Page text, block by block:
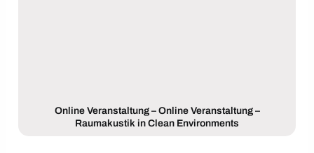
Online Veranstaltung – Online Veranstaltung –
Raumakustik in Clean Environments